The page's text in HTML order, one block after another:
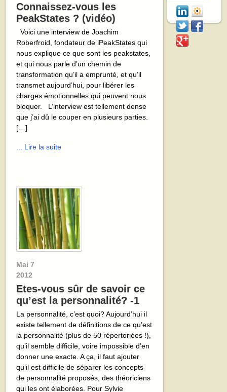
Connaissez-vous les
PeakStates ? (vidéo)
Voici une interview de Joachim
Roberfroid, fondateur de iPeakStates qui
nous explique ce que sont les peakstates,
et qui nous parle d’un chemin de
transformation qu’il a emprunté, et qu’il
transmet aujourd’hui, pour libérer les
charges émotionnelles qui peuvent nous
bloquer. L’interview est tellement dense
que j’ai dû le couper en plusieurs parties.
[…]
... Lire la suite
Mai 7
2012
Etes-vous sûr de savoir ce
qu’est la personnalité? -1
La personnalité, c’est quoi? Aujourd’hui il
existe tellement de définitions de ce qu’est
la personnalité (plus de 50 répertoriées !),
qu’il semble difficile, voire impossible d’en
donner une exacte. A ça, il faut ajouter
qu’il est difficile de séparer les concepts
de personnalité proposés, des théoriciens
qui les ont élaborées. Pour Sylvie